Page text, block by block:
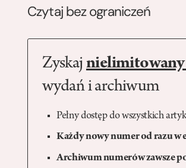
Czytaj bez ograniczeń
Zyskaj nielimitowany
wydań i archiwum
Pełny dostęp do wszystkich
Każdy nowy numer od razu w
Archiwum numerów zawsze